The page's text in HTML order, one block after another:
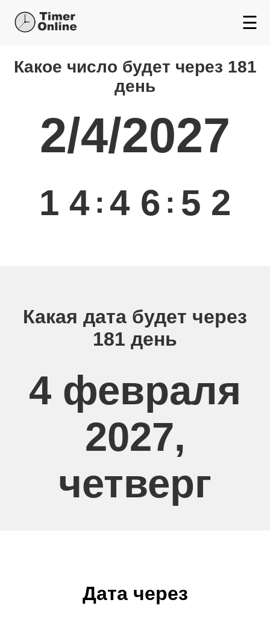
☰
Какой день будет через
Какое число будет через 181
день
2/4/2027
1 4 : 4 6 : 5 3
Какая дата будет через
181 день
4 февраля
2027,
четверг
Дата через